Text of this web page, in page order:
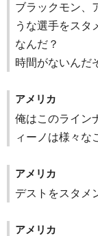
ブラックモン、
うな選手をスタ
なんだ？
時間がないんだ
アメリカ
俺はこのライン
ィーノは様々な
アメリカ
デストをスタメ
アメリカ